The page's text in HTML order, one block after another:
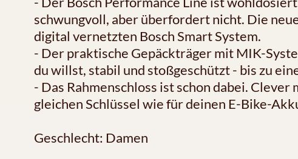
schwungvoll, aber überfordert nicht. Die
digital vernetzten Bosch Smart System.
- Der praktische Gepäckträger mit MIK-
du willst, stabil und stoßgeschützt - bis zu
- Das Rahmenschloss ist schon dabei.
gleichen Schlüssel wie für deinen E-Bike-
Geschlecht: Damen